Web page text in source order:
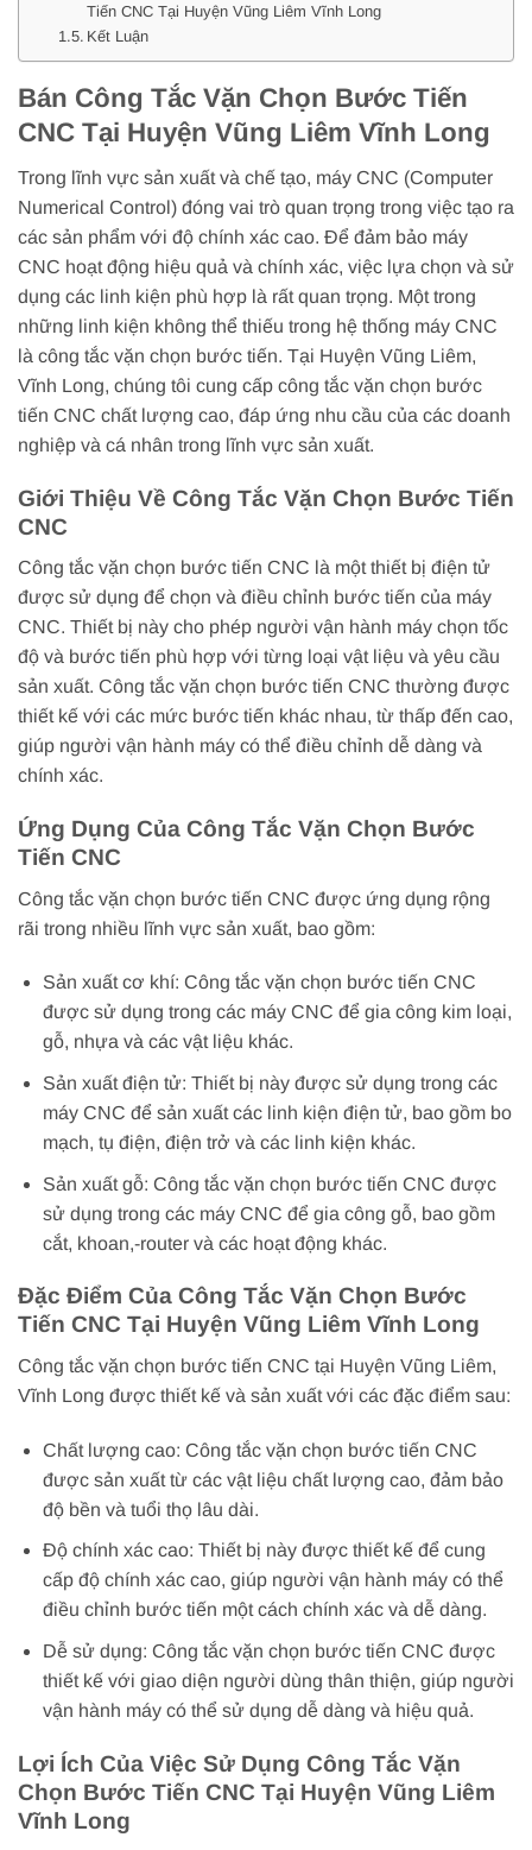
Tiến CNC Tại Huyện Vũng Liêm Vĩnh Long
Kết Luận
Bán Công Tắc Vặn Chọn Bước Tiến
CNC Tại Huyện Vũng Liêm Vĩnh Long
Trong lĩnh vực sản xuất và chế tạo, máy CNC (Computer
Numerical Control) đóng vai trò quan trọng trong việc tạo ra
các sản phẩm với độ chính xác cao. Để đảm bảo máy
CNC hoạt động hiệu quả và chính xác, việc lựa chọn và sử
dụng các linh kiện phù hợp là rất quan trọng. Một trong
những linh kiện không thể thiếu trong hệ thống máy CNC
là công tắc vặn chọn bước tiến. Tại Huyện Vũng Liêm,
Vĩnh Long, chúng tôi cung cấp công tắc vặn chọn bước
tiến CNC chất lượng cao, đáp ứng nhu cầu của các doanh
nghiệp và cá nhân trong lĩnh vực sản xuất.
Giới Thiệu Về Công Tắc Vặn Chọn Bước Tiến
CNC
Công tắc vặn chọn bước tiến CNC là một thiết bị điện tử
được sử dụng để chọn và điều chỉnh bước tiến của máy
CNC. Thiết bị này cho phép người vận hành máy chọn tốc
độ và bước tiến phù hợp với từng loại vật liệu và yêu cầu
sản xuất. Công tắc vặn chọn bước tiến CNC thường được
thiết kế với các mức bước tiến khác nhau, từ thấp đến cao,
giúp người vận hành máy có thể điều chỉnh dễ dàng và
chính xác.
Ứng Dụng Của Công Tắc Vặn Chọn Bước
Tiến CNC
Công tắc vặn chọn bước tiến CNC được ứng dụng rộng
rãi trong nhiều lĩnh vực sản xuất, bao gồm:
Sản xuất cơ khí: Công tắc vặn chọn bước tiến CNC
được sử dụng trong các máy CNC để gia công kim loại,
gỗ, nhựa và các vật liệu khác.
Sản xuất điện tử: Thiết bị này được sử dụng trong các
máy CNC để sản xuất các linh kiện điện tử, bao gồm bo
mạch, tụ điện, điện trở và các linh kiện khác.
Sản xuất gỗ: Công tắc vặn chọn bước tiến CNC được
sử dụng trong các máy CNC để gia công gỗ, bao gồm
cắt, khoan,-router và các hoạt động khác.
Đặc Điểm Của Công Tắc Vặn Chọn Bước
Tiến CNC Tại Huyện Vũng Liêm Vĩnh Long
Công tắc vặn chọn bước tiến CNC tại Huyện Vũng Liêm,
Vĩnh Long được thiết kế và sản xuất với các đặc điểm sau:
Chất lượng cao: Công tắc vặn chọn bước tiến CNC
được sản xuất từ các vật liệu chất lượng cao, đảm bảo
độ bền và tuổi thọ lâu dài.
Độ chính xác cao: Thiết bị này được thiết kế để cung
cấp độ chính xác cao, giúp người vận hành máy có thể
điều chỉnh bước tiến một cách chính xác và dễ dàng.
Dễ sử dụng: Công tắc vặn chọn bước tiến CNC được
thiết kế với giao diện người dùng thân thiện, giúp người
vận hành máy có thể sử dụng dễ dàng và hiệu quả.
Lợi Ích Của Việc Sử Dụng Công Tắc Vặn
Chọn Bước Tiến CNC Tại Huyện Vũng Liêm
Vĩnh Long